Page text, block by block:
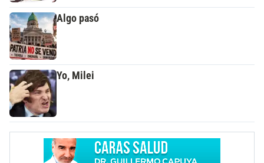
Algo pasó
Yo, Milei